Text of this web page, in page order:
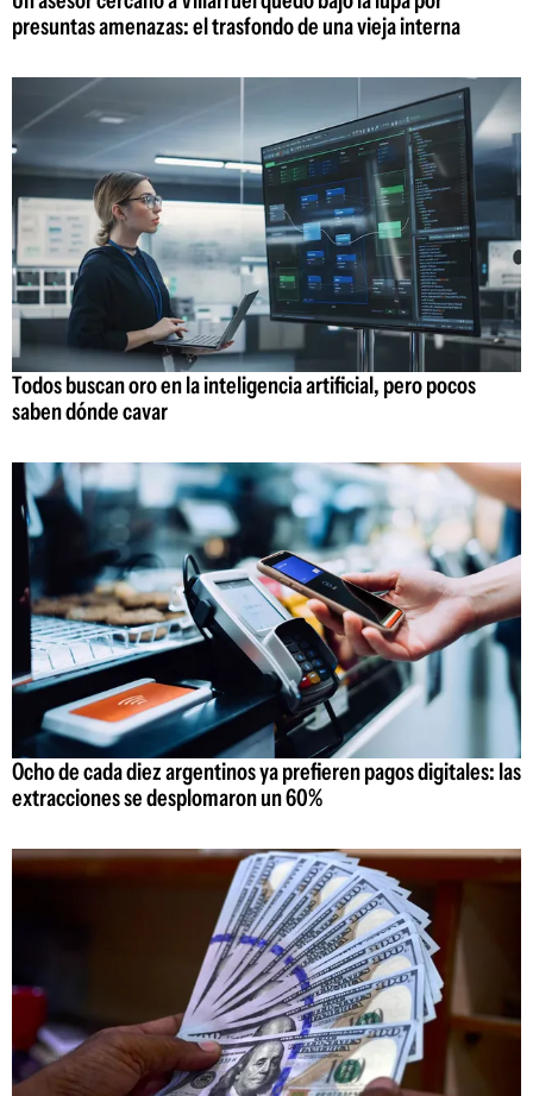
presuntas amenazas: el trasfondo de una vieja interna
Todos buscan oro en la inteligencia artificial, pero pocos
saben dónde cavar
Ocho de cada diez argentinos ya prefieren pagos digitales: las
extracciones se desplomaron un 60%